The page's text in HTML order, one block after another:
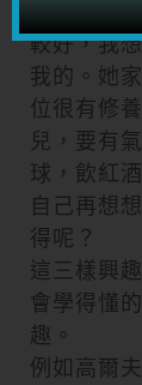
我的建議
較好，我
我的。她
位很有修
兒，要有
球，飲紅
自己再想
得呢？
這三樣興
會學得懂
趣。
例如高爾